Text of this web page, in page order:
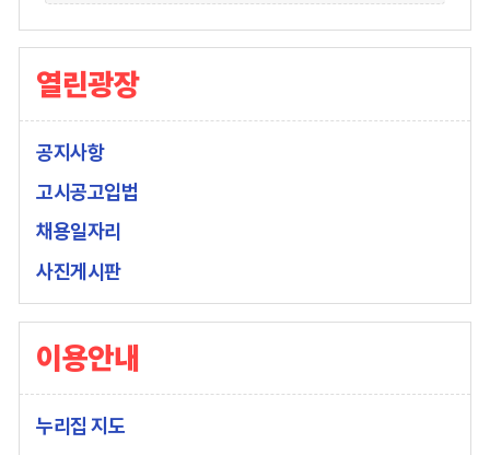
열린광장
공지사항
고시공고입법
채용일자리
사진게시판
이용안내
누리집 지도